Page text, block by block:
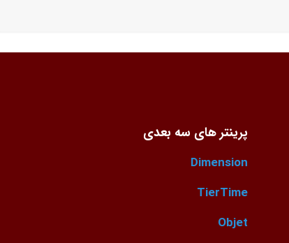
پرینتر های سه بعدی
Dimension
TierTime
Objet